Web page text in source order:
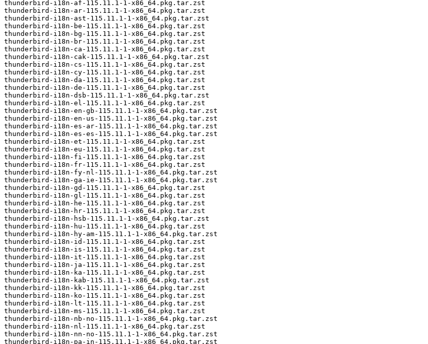
thunderbird-i18n-af-115.11.1-1-x86_64.pkg.tar.zst
thunderbird-i18n-ar-115.11.1-1-x86_64.pkg.tar.zst
thunderbird-i18n-ast-115.11.1-1-x86_64.pkg.tar.zst
thunderbird-i18n-be-115.11.1-1-x86_64.pkg.tar.zst
thunderbird-i18n-bg-115.11.1-1-x86_64.pkg.tar.zst
thunderbird-i18n-br-115.11.1-1-x86_64.pkg.tar.zst
thunderbird-i18n-ca-115.11.1-1-x86_64.pkg.tar.zst
thunderbird-i18n-cak-115.11.1-1-x86_64.pkg.tar.zst
thunderbird-i18n-cs-115.11.1-1-x86_64.pkg.tar.zst
thunderbird-i18n-cy-115.11.1-1-x86_64.pkg.tar.zst
thunderbird-i18n-da-115.11.1-1-x86_64.pkg.tar.zst
thunderbird-i18n-de-115.11.1-1-x86_64.pkg.tar.zst
thunderbird-i18n-dsb-115.11.1-1-x86_64.pkg.tar.zst
thunderbird-i18n-el-115.11.1-1-x86_64.pkg.tar.zst
thunderbird-i18n-en-gb-115.11.1-1-x86_64.pkg.tar.zst
thunderbird-i18n-en-us-115.11.1-1-x86_64.pkg.tar.zst
thunderbird-i18n-es-ar-115.11.1-1-x86_64.pkg.tar.zst
thunderbird-i18n-es-es-115.11.1-1-x86_64.pkg.tar.zst
thunderbird-i18n-et-115.11.1-1-x86_64.pkg.tar.zst
thunderbird-i18n-eu-115.11.1-1-x86_64.pkg.tar.zst
thunderbird-i18n-fi-115.11.1-1-x86_64.pkg.tar.zst
thunderbird-i18n-fr-115.11.1-1-x86_64.pkg.tar.zst
thunderbird-i18n-fy-nl-115.11.1-1-x86_64.pkg.tar.zst
thunderbird-i18n-ga-ie-115.11.1-1-x86_64.pkg.tar.zst
thunderbird-i18n-gd-115.11.1-1-x86_64.pkg.tar.zst
thunderbird-i18n-gl-115.11.1-1-x86_64.pkg.tar.zst
thunderbird-i18n-he-115.11.1-1-x86_64.pkg.tar.zst
thunderbird-i18n-hr-115.11.1-1-x86_64.pkg.tar.zst
thunderbird-i18n-hsb-115.11.1-1-x86_64.pkg.tar.zst
thunderbird-i18n-hu-115.11.1-1-x86_64.pkg.tar.zst
thunderbird-i18n-hy-am-115.11.1-1-x86_64.pkg.tar.zst
thunderbird-i18n-id-115.11.1-1-x86_64.pkg.tar.zst
thunderbird-i18n-is-115.11.1-1-x86_64.pkg.tar.zst
thunderbird-i18n-it-115.11.1-1-x86_64.pkg.tar.zst
thunderbird-i18n-ja-115.11.1-1-x86_64.pkg.tar.zst
thunderbird-i18n-ka-115.11.1-1-x86_64.pkg.tar.zst
thunderbird-i18n-kab-115.11.1-1-x86_64.pkg.tar.zst
thunderbird-i18n-kk-115.11.1-1-x86_64.pkg.tar.zst
thunderbird-i18n-ko-115.11.1-1-x86_64.pkg.tar.zst
thunderbird-i18n-lt-115.11.1-1-x86_64.pkg.tar.zst
thunderbird-i18n-ms-115.11.1-1-x86_64.pkg.tar.zst
thunderbird-i18n-nb-no-115.11.1-1-x86_64.pkg.tar.zst
thunderbird-i18n-nl-115.11.1-1-x86_64.pkg.tar.zst
thunderbird-i18n-nn-no-115.11.1-1-x86_64.pkg.tar.zst
thunderbird-i18n-pa-in-115.11.1-1-x86_64.pkg.tar.zst